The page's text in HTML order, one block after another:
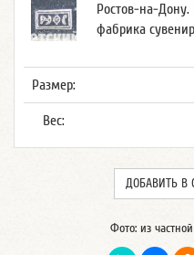
Ростов-на-Дону.
фабрика
Размер:
Вес:
ДОБАВИТЬ В
Фото: из